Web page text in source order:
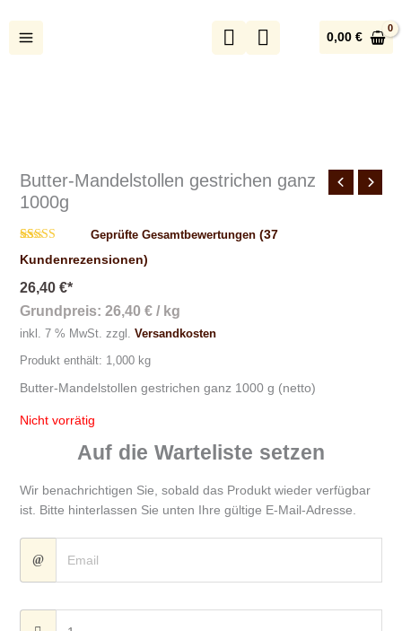
0,00 €
Butter-Mandelstollen gestrichen ganz
1000g
Bewertet mit
4.92von 5,
auf
37
Kundenbewertungen
Geprüfte Gesamtbewertungen (37
Kundenrezensionen)
26,40 €*
Grundpreis: 26,40 €/ kg
inkl. 7 % MwSt. zzgl. Versandkosten
Produkt enthält: 1,000 kg
Butter-Mandelstollen gestrichen ganz 1000 g (netto)
Nicht vorrätig
Auf die Warteliste setzen
Wir benachrichtigen Sie, sobald das Produkt wieder verfügbar
ist. Bitte hinterlassen Sie unten Ihre gültige E-Mail-Adresse.